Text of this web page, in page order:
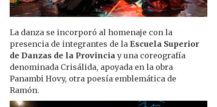
La danza se incorporó al homenaje con la
presencia de integrantes de la Escuela Superior
de Danzas de la Provinciay una coreografía
denominada Crisálida, apoyada en la obra
Panambi Hovy, otra poesía emblemática de
Ramón.